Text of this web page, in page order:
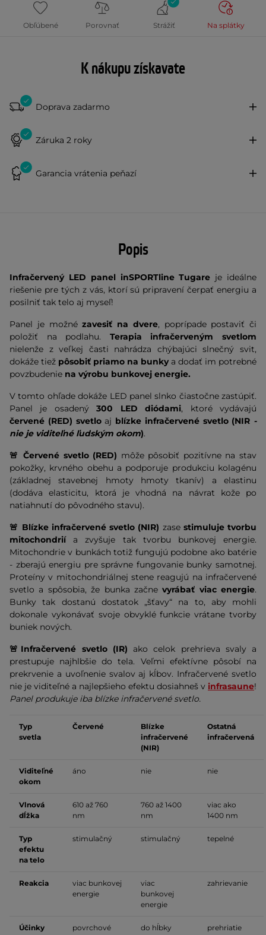
Obľúbené Porovnať Strážiť Na splátky
K nákupu získavate
Doprava zadarmo
Záruka 2 roky
Garancia vrátenia peňazí
Popis
Infračervený LED panel inSPORTline Tugare je ideálne
riešenie pre tých z vás, ktorí sú pripravení čerpať energiu a
posilniť tak telo aj myseľ!
Panel je možnézavesiť na dvere, poprípade postaviť či
položiť na podlahu. Terapia infračerveným svetlom
nielenže z veľkej časti nahrádza chýbajúci slnečný svit,
dokáže tiež pôsobiť priamo na bunkya dodať im potrebné
povzbudenie na výrobu bunkovej energie.
V tomto ohľade dokáže LED panel slnko čiastočne zastúpiť.
Panel je osadený300 LED diódami, ktoré vydávajú
červené (RED) svetloaj blízke infračervené svetlo (NIR -
nie je viditeľné ľudským okom).
🚨 Červené svetlo (RED) môže pôsobiť pozitívne na stav
pokožky, krvného obehu a podporuje produkciu kolagénu
(základnej stavebnej hmoty hmoty tkanív) a elastinu
(dodáva elasticitu, ktorá je vhodná na návrat kože po
natiahnutí do pôvodného stavu).
🚨 Blízke infračervené svetlo (NIR) zase stimuluje tvorbu
mitochondrií a zvyšuje tak tvorbu bunkovej energie.
Mitochondrie v bunkách totiž fungujú podobne ako batérie
- zberajú energiu pre správne fungovanie bunky samotnej.
Proteíny v mitochondriálnej stene reagujú na infračervené
svetlo a spôsobia, že bunka začnevyrábať viac energie.
Bunky tak dostanú dostatok „šťavy“ na to, aby mohli
dokonale vykonávať svoje obvyklé funkcie vrátane tvorby
buniek nových.
🚨Infračervené svetlo (IR) ako celok prehrieva svaly a
prestupuje najhlbšie do tela. Veľmi efektívne pôsobí na
prekrvenie a uvoľnenie svalov aj kĺbov. Infračervené svetlo
nie je viditeľné a najlepšieho efektu dosiahneš v infrasaune!
Panel produkuje iba blízke infračervené svetlo.
Typ
svetla
Červené
Blízke
infračervené
(NIR)
Ostatná
infračervená
Viditeľné
okom
áno nie nie
Vlnová
dĺžka
610 až 760
nm
760 až 1400
nm
viac ako
1400 nm
Typ
efektu
na telo
stimulačný stimulačný tepelné
Reakcia
viac bunkovej
energie
viac
bunkovej
energie
zahrievanie
Účinky
povrchové
do hĺbky
prehriatie